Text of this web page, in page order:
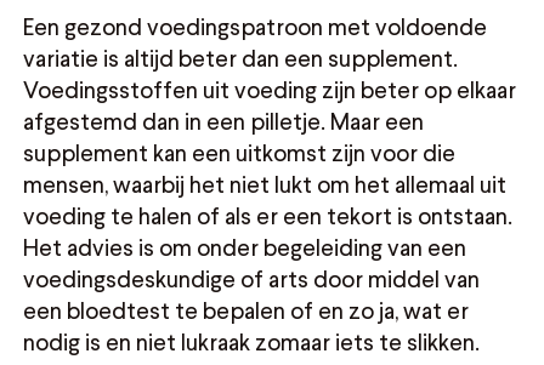
Een gezond voedingspatroon met voldoende
variatie is altijd beter dan een supplement.
Voedingsstoffen uit voeding zijn beter op elkaar
afgestemd dan in een pilletje. Maar een
supplement kan een uitkomst zijn voor die
mensen, waarbij het niet lukt om het allemaal uit
voeding te halen of als er een tekort is ontstaan.
Het advies is om onder begeleiding van een
voedingsdeskundige of arts door middel van
een bloedtest te bepalen of en zo ja, wat er
nodig is en niet lukraak zomaar iets te slikken.